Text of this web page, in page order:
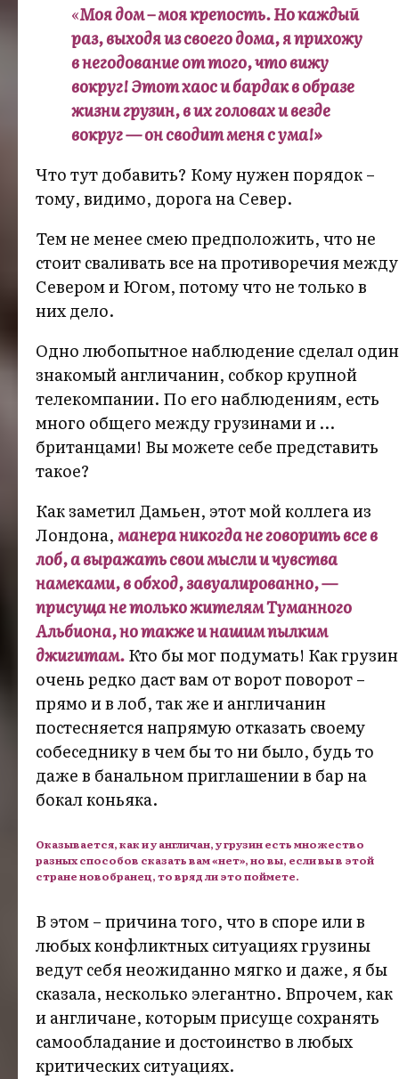
«Моя дом – моя крепость. Но каждый
раз, выходя из своего дома, я прихожу
в негодование от того, что вижу
вокруг! Этот хаос и бардак в образе
жизни грузин, в их головах и везде
вокруг — он сводит меня с ума!»
Что тут добавить? Кому нужен порядок –
тому, видимо, дорога на Север.
Тем не менее смею предположить, что не
стоит сваливать все на противоречия между
Севером и Югом, потому что не только в
них дело.
Одно любопытное наблюдение сделал один
знакомый англичанин, собкор крупной
телекомпании. По его наблюдениям, есть
много общего между грузинами и …
британцами! Вы можете себе представить
такое?
Как заметил Дамьен, этот мой коллега из
Лондона,манера никогда не говорить все в
лоб, а выражать свои мысли и чувства
намеками, в обход, завуалированно, —
присуща не только жителям Туманного
Альбиона, но также и нашим пылким
джигитам.Кто бы мог подумать! Как грузин
очень редко даст вам от ворот поворот –
прямо и в лоб, так же и англичанин
постесняется напрямую отказать своему
собеседнику в чем бы то ни было, будь то
даже в банальном приглашении в бар на
бокал коньяка.
Оказывается, как и у англичан, у грузин есть множество
разных способов сказать вам «нет», но вы, если вы в этой
стране новобранец, то вряд ли это поймете.
В этом – причина того, что в споре или в
любых конфликтных ситуациях грузины
ведут себя неожиданно мягко и даже, я бы
сказала, несколько элегантно. Впрочем, как
и англичане, которым присуще сохранять
самообладание и достоинство в любых
критических ситуациях.